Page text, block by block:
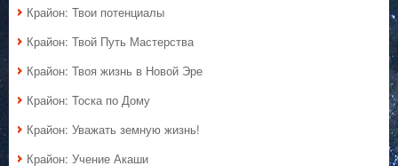
Крайон: Твои потенциалы
Крайон: Твой Путь Мастерства
Крайон: Твоя жизнь в Новой Эре
Крайон: Тоска по Дому
Крайон: Уважать земную жизнь!
Крайон: Учение Акаши